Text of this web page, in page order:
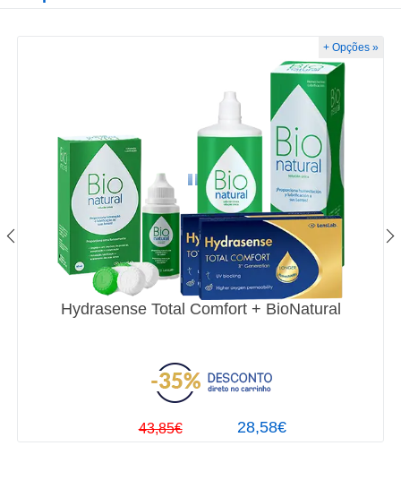
Hydrasense Total Comfort + BioNatural
28,58€
43,85€
+ Opções »